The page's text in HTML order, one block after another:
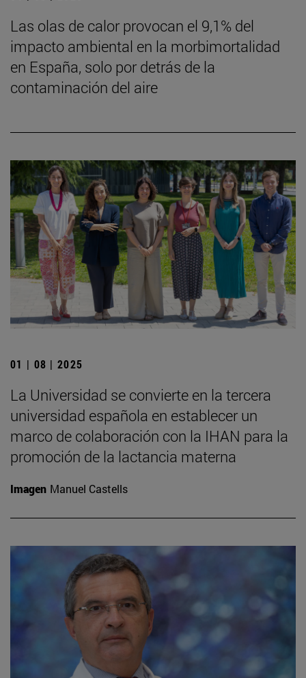
Las olas de calor provocan el 9,1% del
impacto ambiental en la morbimortalidad
en España, solo por detrás de la
contaminación del aire
01 | 08 | 2025
La Universidad se convierte en la tercera
universidad española en establecer un
marco de colaboración con la IHAN para la
promoción de la lactancia materna
Imagen Manuel Castells